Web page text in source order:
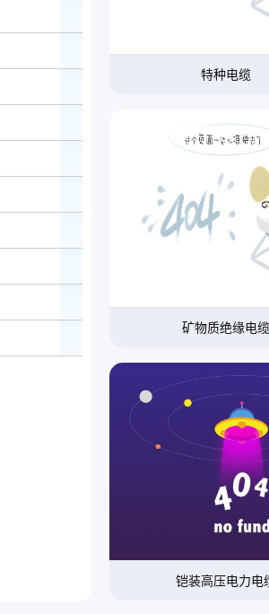
特种电缆
矿物质绝缘电缆
铠装高压电力电